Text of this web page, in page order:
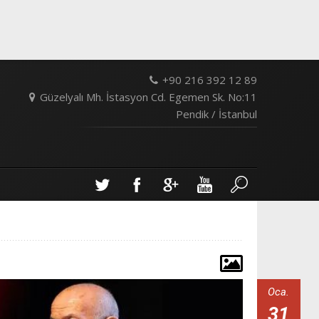
+90 216 392 12 89
Güzelyalı Mh. İstasyon Cd. Egemen Sk. No:11
Pendik / İstanbul
Oca.